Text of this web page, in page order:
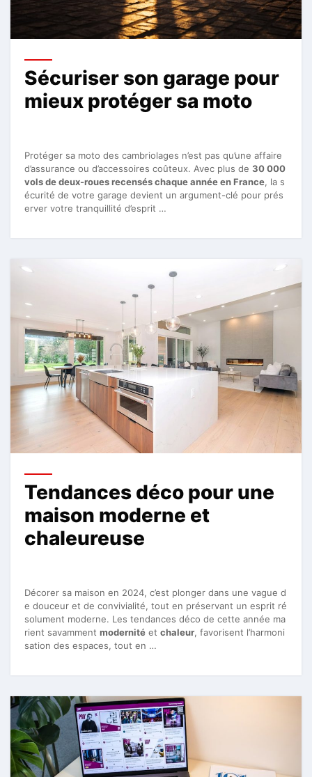
Sécuriser son garage pour
mieux protéger sa moto
Protéger sa moto des cambriolages n’est pas qu’une affaire
d’assurance ou d’accessoires coûteux. Avec plus de 30 000
vols de deux-roues recensés chaque année en France, la s
écurité de votre garage devient un argument-clé pour prés
erver votre tranquillité d’esprit …
Tendances déco pour une
maison moderne et
chaleureuse
Décorer sa maison en 2024, c’est plonger dans une vague d
e douceur et de convivialité, tout en préservant un esprit ré
solument moderne. Les tendances déco de cette année ma
rient savamment modernité et chaleur, favorisent l’harmoni
sation des espaces, tout en …